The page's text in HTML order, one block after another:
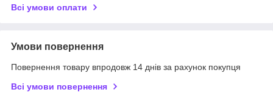
Всі умови оплати
Умови повернення
Повернення товару впродовж 14 днів за рахунок покупця
Всі умови повернення